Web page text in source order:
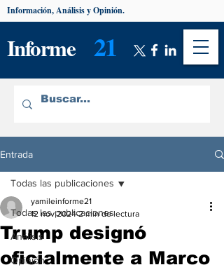
Informe 21
Información, Análisis y Opinión.
Entrada
Todas las publicaciones
Análisis
Opinión
Todas las publicaciones
Trump designó
oficialmente a Marco
yamileinforme21
12 nov 2024 2 min de lectura